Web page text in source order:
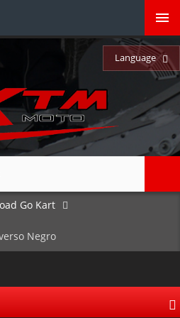
Language
Go Kart
Negro